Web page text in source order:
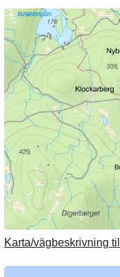
Karta/vägbeskrivning